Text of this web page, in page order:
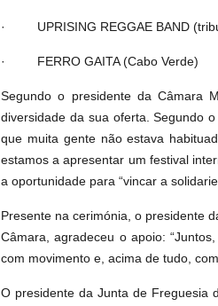
· UPRISING REGGAE BAND
· FERRO GAITA (Cabo Verde)
Segundo o presidente da Câmara
diversidade da sua oferta. Segundo
que muita gente não estava
estamos a apresentar um festival
a oportunidade para “vincar a
Presente na cerimónia, o presidente
Câmara, agradeceu o apoio:
com movimento e, acima de tudo, com
O presidente da Junta de Freguesia